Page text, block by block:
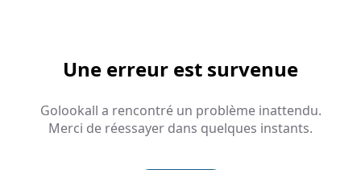
Une erreur est survenue
Golookall a rencontré un problème inattendu.
Merci de réessayer dans quelques instants.